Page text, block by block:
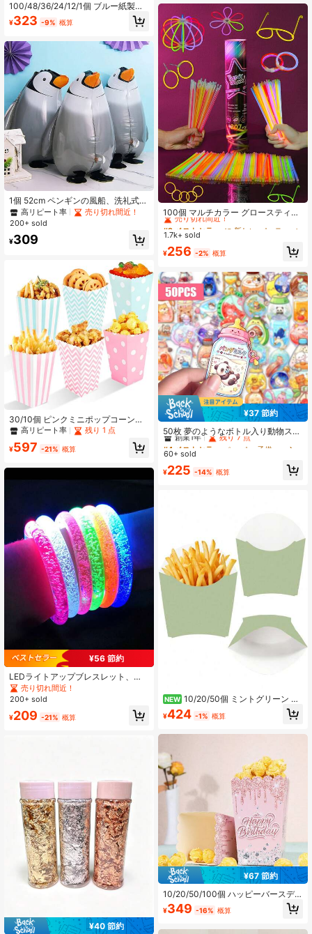
100/48/36/24/12/1個 ブルー紙製ポ
ップコーンボックス、パーティーポ
ップコーンホルダー、誕生日パーテ
¥323 -9% 概算
1個 52cm ペンギンの風船、洗礼式、
誕生日パーティーの装飾に適してい
ます
高リピート率
売り切れ間近！
200+ sold
¥309
30/10個 ピンクミニポップコーンバ
ッグ、パーティー用紙製ポーチ、ス
ナック、キャンディーコンテナ、映
画の夜、誕生日パーティー、クリス
グ
高リピート率 残り 1 点
¥597 -21% 概算
¥56 節約
LEDライトアップブレスレット、蓄
光パーティーグッズ、誕生日、カー
ニバル、クリスマス、ハロウィン、
す、点滅ライトとグロースティック
売り切れ間近！
200+ sold
¥209 -21% 概算
¥40 節約
ャワー
100個 マルチカラー グロースティッ
ク - 電池不要の軽量プラスチック発
光ブレスレット、コンサート、ダン
ェスティバルに必需品 | 楽しいパー
ティーの装飾 | カラフルなブレスレ
ット
#2 ベストセラー
に 新しい パーティーアクセサリー
売り切れ間近！
#2 ベストセラー
売り切れ間近！
#2 ベストセラー
売り切れ間近！
#2 ベストセラー
に 新しい パーティーアクセサリー
1.7k+ sold
¥256 -2% 概算
¥37 節約
50枚 夢のようなボトル入り動物ステ
ッカー、魔法のファンタジーパター
ンPET透明ステッカー、ノートパソ
います、ファンタジーフェアリーテ
#4 ベストセラー
ペーパー 子供用水彩紙
創業1年
残り 7 点
#4 ベストセラー
創業1年
#4 ベストセラー
創業1年
#4 ベストセラー
残り 7 点
60+ sold
¥225 -14% 概算
NEW 10/20/50個 ミントグリーン フ
レンチフライボックス、フレンチフ
ライテイクアウト容器、グリーンの
用品と装飾に適しています
¥424 -1% 概算
¥67 節約
10/20/50/100個 ハッピーバースデ
ー ピンクグリッター + ダイヤモンド
柄 ポップコーンボックス、光沢のあ
¥349 -16% 概算